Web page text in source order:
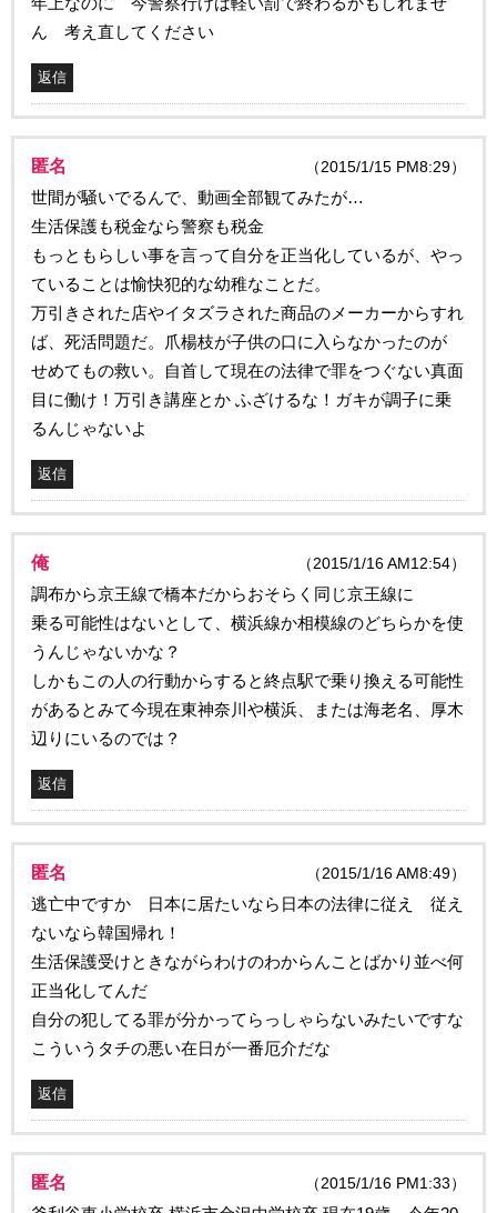
ん 考え直してください
返信
匿名 （2015/1/15 PM8:29）
世間が騒いでるんで、動画全部観てみたが…
生活保護も税金なら警察も税金
もっともらしい事を言って自分を正当化しているが、やっ
ていることは愉快犯的な幼稚なことだ。
万引きされた店やイタズラされた商品のメーカーからすれ
ば、死活問題だ。爪楊枝が子供の口に入らなかったのが
せめてもの救い。自首して現在の法律で罪をつぐない真面
目に働け！万引き講座とか ふざけるな！ガキが調子に乗
るんじゃないよ
返信
俺 （2015/1/16 AM12:54）
調布から京王線で橋本だからおそらく同じ京王線に
乗る可能性はないとして、横浜線か相模線のどちらかを使
うんじゃないかな？
しかもこの人の行動からすると終点駅で乗り換える可能性
があるとみて今現在東神奈川や横浜、または海老名、厚木
辺りにいるのでは？
返信
匿名 （2015/1/16 AM8:49）
逃亡中ですか 日本に居たいなら日本の法律に従え 従え
ないなら韓国帰れ！
生活保護受けときながらわけのわからんことばかり並べ何
正当化してんだ
自分の犯してる罪が分かってらっしゃらないみたいですな
こういうタチの悪い在日が一番厄介だな
返信
匿名 （2015/1/16 PM1:33）